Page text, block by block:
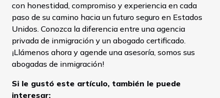
con honestidad, compromiso y experiencia en cada
paso de su camino hacia un futuro seguro en Estados
Unidos. Conozca la diferencia entre una agencia
privada de inmigración y un abogado certificado.
¡Llámenos ahora y agende una asesoría, somos sus
abogadas de inmigración!
Si le gustó este artículo, también le puede
interesar: